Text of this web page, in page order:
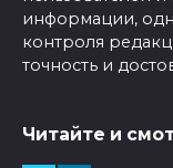
информации,
контроля
точность и
Читайте и